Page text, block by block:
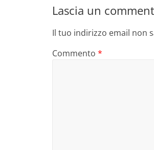
Lascia un
Il tuo indirizzo email non
Commento *